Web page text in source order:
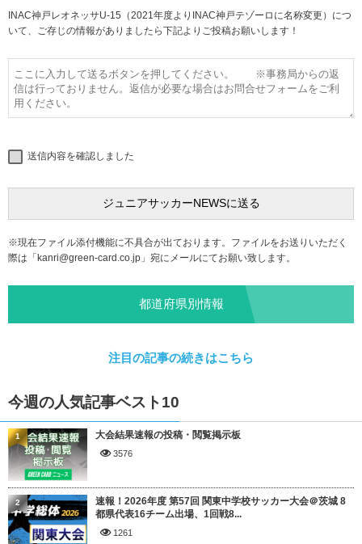
INAC神戸レオネッサU-15（2021年度よりINAC神戸テゾーロに名称変更）につ
いて、ご存じの情報がありましたら下記よりご投稿お願いします！
送信内容を確認しました
※現在ファイル添付機能に不具合が出ております。ファイルをお送りいただく
際は「kanri@green-card.co.jp 」宛にメールにてお願い致します。
都道府県別情報
注目の記事の続きはこちら
今週の人気記事ベスト10
大会結果速報の投稿・閲覧掲示板
3576
1
速報！2026年度 第57回 関東中学校サッカー大会＠茨城 8
都県代表16チーム出場、1回戦8...
1261
2